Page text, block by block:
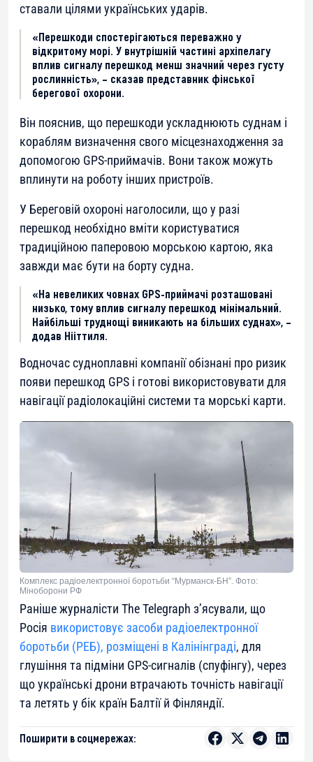
ставали цілями українських ударів.
«Перешкоди спостерігаються переважно у
відкритому морі. У внутрішній частині архіпелагу
вплив сигналу перешкод менш значний через густу
рослинність», – сказав представник фінської
берегової охорони.
Він пояснив, що перешкоди ускладнюють суднам і
кораблям визначення свого місцезнаходження за
допомогою GPS-приймачів. Вони також можуть
вплинути на роботу інших пристроїв.
У Береговій охороні наголосили, що у разі
перешкод необхідно вміти користуватися
традиційною паперовою морською картою, яка
завжди має бути на борту судна.
«На невеликих човнах GPS-приймачі розташовані
низько, тому вплив сигналу перешкод мінімальний.
Найбільші труднощі виникають на більших суднах», –
додав Нііттиля.
Водночас судноплавні компанії обізнані про ризик
появи перешкод GPS і готові використовувати для
навігації радіолокаційні системи та морські карти.
Комплекс радіоелектронної боротьби “Мурманск-БН”. Фото:
Міноборони РФ
Раніше журналісти The Telegraph з’ясували, що
Росія використовує засоби радіоелектронної
боротьби (РЕБ), розміщені в Калінінграді, для
глушіння та підміни GPS-сигналів (спуфінгу), через
що українські дрони втрачають точність навігації
та летять у бік країн Балтії й Фінляндії.
Поширити в соцмережах: